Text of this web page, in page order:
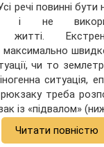
речі повинні
і не
житті.
чи то
ситуація,
треба
із «підвалом»
Читати повністю